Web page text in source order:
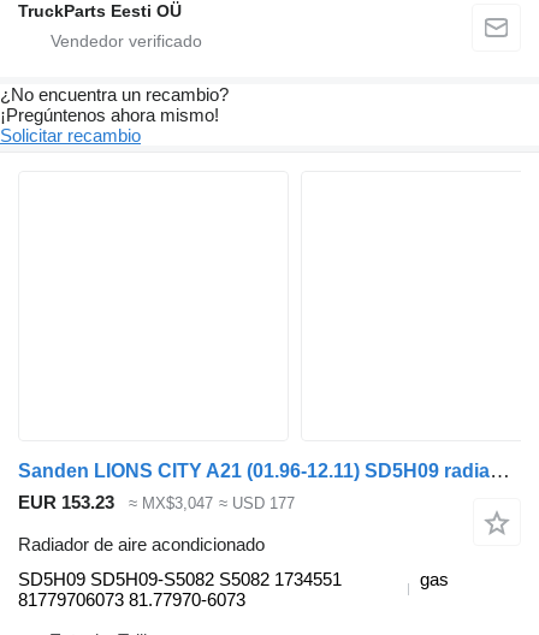
TruckParts Eesti OÜ
¿No encuentra un recambio?
¡Pregúntenos ahora mismo!
Solicitar recambio
Sanden LIONS CITY A21 (01.96-12.11) SD5H09 radiador de aire acondicionado para MAN Lion's bus (1991-) autobús
EUR 153.23 ≈ MX$3,047 ≈ USD 177
Radiador de aire acondicionado
SD5H09 SD5H09-S5082 S5082 1734551
81779706073 81.77970-6073
gas